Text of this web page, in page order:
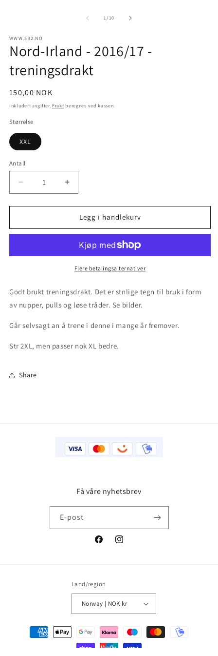
1/av
10
WWW.532.NO
Nord-Irland - 2016/17 -
treningsdrakt
Vanlig
pris
150,00 NOK
Inkludert avgifter. Frakt beregnes ved kassen.
Størrelse
XXL
Antall
antallet
for
Irland
-
Øk
antallet
for
Nord-
Irland
2016/17
-
treningsdrakt
Legg i handlekurv
Flere betalingsalternativer
Godt brukt treningsdrakt. Det er stnlige tegn til bruk i form
av nupper, pulls og løse tråder. Se bilder.
Går selvsagt an å trene i denne i mange år fremover.
Str 2XL, men passer nok XL bedre.
Share
Få våre nyhetsbrev
E-post
FacebookInstagram
Land/region
Norway | NOK kr
Betalingsmåter